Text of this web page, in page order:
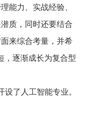
能力、实战经验、
质，同时还要结合
来综合考量，并希
，逐渐成长为复合型
了人工智能专业。